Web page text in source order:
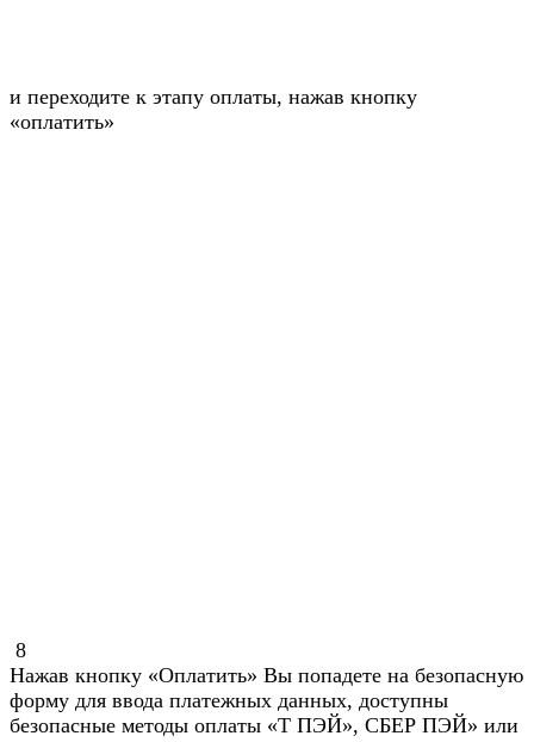
и переходите к этапу оплаты, нажав кнопку
«оплатить»
8
Нажав кнопку «Оплатить» Вы попадете на безопасную
форму для ввода платежных данных, доступны
безопасные методы оплаты «Т ПЭЙ», СБЕР ПЭЙ» или